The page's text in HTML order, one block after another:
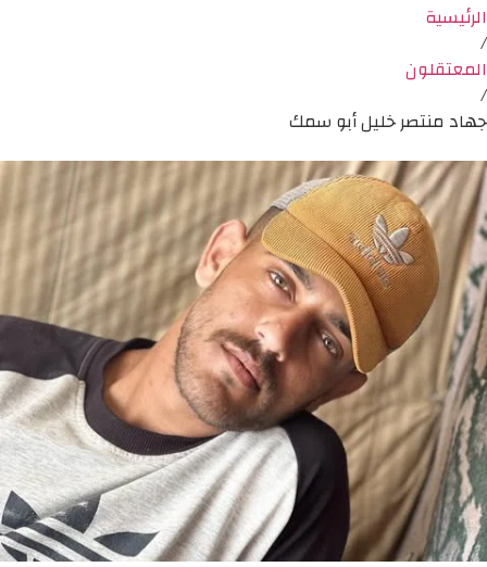
الرئيسية
/
المعتقلون
/
جهاد منتصر خليل أبو سمك